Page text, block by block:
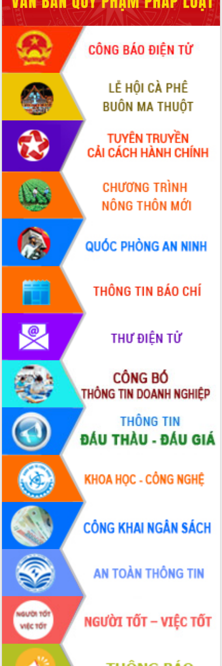
nhanh tiến độ các dự án trọng điểm
trong Khu kinh tế Nam Phú Yên
Hòn Yến phát triển du lịch gắn với bảo
tồn biển
Lấy ý kiến điều chỉnh Quy hoạch tỉnh
Đắk Lắk thời kỳ 2021-2030, tầm nhìn
đến năm 2050
Phát động chiến dịch 30 ngày đêm
giải phóng mặt bằng Tuyến đường bộ
ven biển
Đắk Lắk nỗ lực thúc đẩy tăng trưởng
kinh tế từ 10% trở lên trong Quý
II/2026
Đắk Lắk ký kết thỏa thuận hợp tác về
chuyển đổi số giai đoạn 2026 – 2030
với Tập đoàn Bưu chính Viễn thông
Việt Nam
Thứ trưởng Bộ Y tế làm việc với tỉnh
Đắk Lắk về phát triển nhân lực y tế
cho trạm y tế cấp xã
Du lịch Đắk Lắk nâng tầm trải nghiệm
du khách thông qua Hệ thống cơ sở dữ
liệu và Bản đồ số
Tập huấn ứng dụng trí tuệ nhân tạo (AI)
trong thương mại điện tử năm 2026
Đoàn đại biểu Quốc hội tỉnh Đắk Lắk
trao đổi thông tin trước Kỳ họp thứ
nhất, Quốc hội khóa XVI
Quyết liệt cải cách hành chính, khơi
thông nguồn lực phát triển
Nâng cao hiệu lực, hiệu quả HĐND
tỉnh thông qua hiện đại hóa hành chính
Xã Ea Phê gắn cải cách hành chính với
chuyển đổi số
Phó Chủ tịch Thường trực UBND tỉnh
Hồ Thị Nguyên Thảo làm việc tại Trung
tâm Phục vụ hành chính công xã Ea
Xây dựng nền hành chính số đồng
hành cùng nông dân dân, doanh nghiệp
Giai đoạn 2026-2030, Đắk Lắk phấn
đấu có 77% xã đạt chuẩn nông thôn
mới
Chuyển đổi số 'mở đường' cho nông
nghiệp Đắk Lắk tăng trưởng bứt phá
Triển khai đồng bộ đo đạc, lập hồ sơ
địa chính, hoàn thiện cơ sở dữ liệu đất
đai
Ứng dụng sinh trắc học - Bước tiến
trong hành trình chuyển đổi số tại Đắk
Lắk
Đắk Lắk nâng cao hiệu quả công tác
Đảng từ Sổ tay đảng viên điện tử
Đắk Lắk đẩy mạnh nuôi biển công
nghệ, hướng tới phát triển thủy sản
bền vững
Tập huấn nâng cao năng lực triển khai
chuyển đổi số cho cán bộ, công chức
cấp xã
Đắk Lắk phát động hưởng ứng Ngày
Quyền của người tiêu dùng Việt Nam
2026